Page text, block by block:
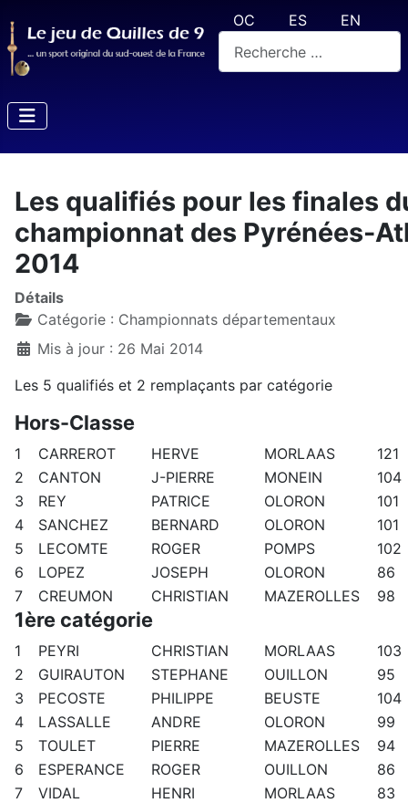
Sélectionnez votre langue
OC ES
EN
Les qualifiés pour les finales
championnat des Pyrénées-
2014
Détails
Catégorie : Championnats départementaux
Mis à jour : 26 Mai 2014
Les 5 qualifiés et 2 remplaçants par catégorie
Hors-Classe
1 CARREROT HERVE MORLAAS
121
2
CANTON J-PIERRE MONEIN
104
3
REY PATRICE OLORON
101
4
SANCHEZ BERNARD OLORON
101
5
LECOMTE ROGER POMPS
102
6
LOPEZ JOSEPH OLORON
86
7
CREUMON CHRISTIAN MAZEROLLES 98
1ère catégorie
1 PEYRI CHRISTIAN MORLAAS
103
2
GUIRAUTON STEPHANE OUILLON
95
3
PECOSTE PHILIPPE BEUSTE
104
4
LASSALLE ANDRE OLORON
99
5
TOULET PIERRE MAZEROLLES
94
6
ESPERANCE ROGER OUILLON
86
7
VIDAL HENRI MORLAAS 83